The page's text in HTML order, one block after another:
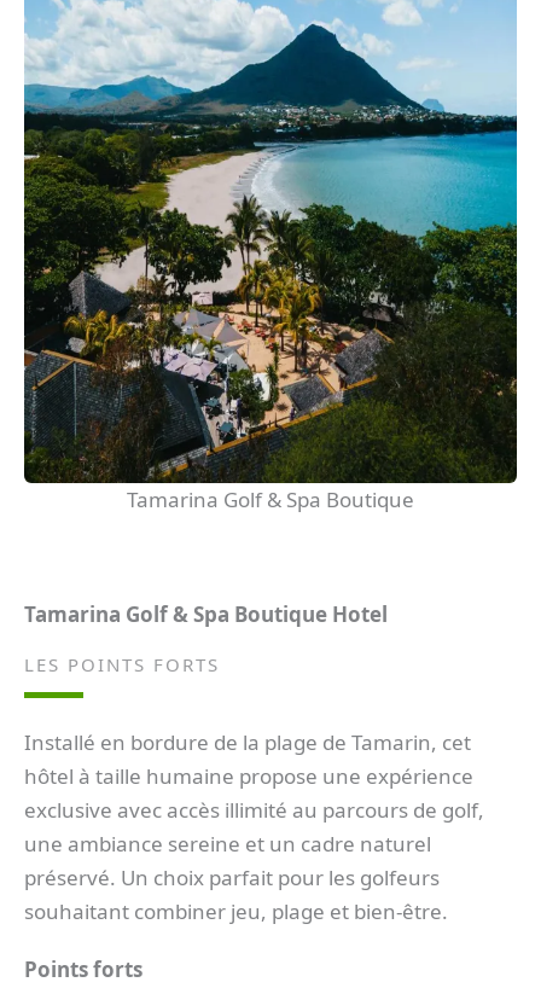
Tamarina Golf & Spa Boutique
Tamarina Golf & Spa Boutique Hotel
LES POINTS FORTS
Installé en bordure de la plage de Tamarin, cet
hôtel à taille humaine propose une expérience
exclusive avec accès illimité au parcours de golf,
une ambiance sereine et un cadre naturel
préservé. Un choix parfait pour les golfeurs
souhaitant combiner jeu, plage et bien-être.
Points forts